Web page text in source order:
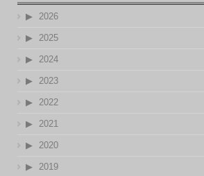
2026
2025
2024
2023
2022
2021
2020
2019